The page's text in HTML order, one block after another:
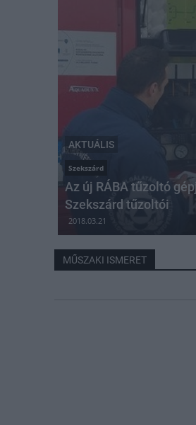
AKTUÁLIS
Szekszárd
Az új RÁBA tűzoltó
Szekszárd tűzoltói
2018.03.21
MŰSZAKI ISMERET